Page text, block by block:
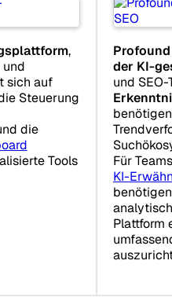
,
sich auf
Steuerung
die
Tools
Profound
der KI-
und
Für
KI-
Plattform